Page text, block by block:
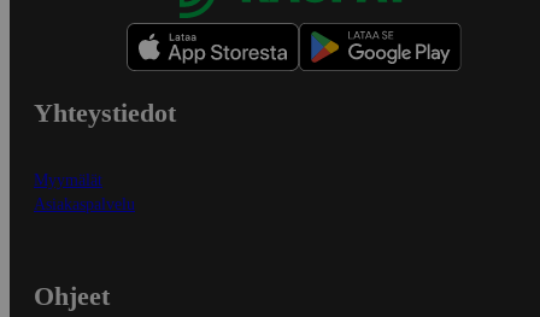
Yhteystiedot
Myymälät
Asiakaspalvelu
Ohjeet